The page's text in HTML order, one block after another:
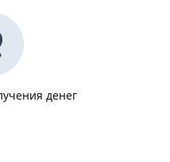
денег